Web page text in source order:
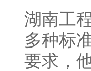
湖南工
多种标
要求，